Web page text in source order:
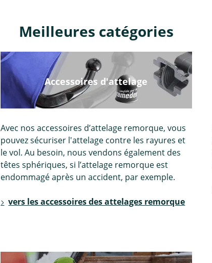
Subaru Suzuki Tesla
Meilleures catégories
Accessoires d'attelage
Avec nos accessoires d’attelage remorque, vous
pouvez sécuriser l'attelage contre les rayures et
le vol. Au besoin, nous vendons également des
têtes sphériques, si l’attelage remorque est
endommagé après un accident, par exemple.
vers les accessoires des attelages remorque